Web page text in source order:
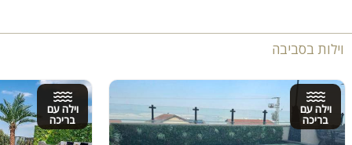
וילות בסביבה
וילה עם
בריכה
וילה עם
בריכה